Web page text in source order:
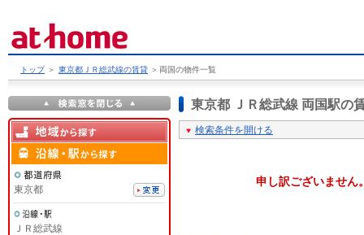
トップ ＞ 東京都ＪＲ総武線の賃貸 ＞ 両国の物件一覧
東京都 ＪＲ総武線 両国駅の
検索条件を開ける
申し訳ございません
東京都
ＪＲ総武線